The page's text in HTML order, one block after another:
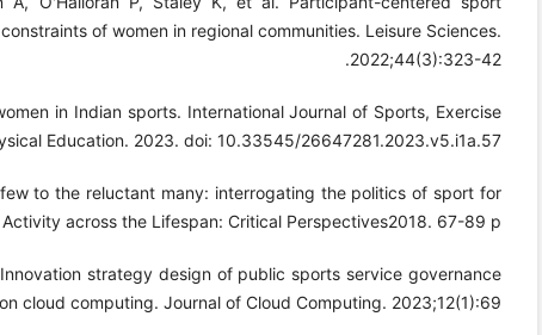
of women in regional communities. Leisure Sciences.
2022;44(3):323-42.
in Indian sports. International Journal of Sports, Exercise
Education. 2023. doi: 10.33545/26647281.2023.v5.i1a.57.
to the reluctant many: interrogating the politics of sport for
across the Lifespan: Critical Perspectives2018. 67-89 p.
strategy design of public sports service governance
cloud computing. Journal of Cloud Computing. 2023;12(1):69.